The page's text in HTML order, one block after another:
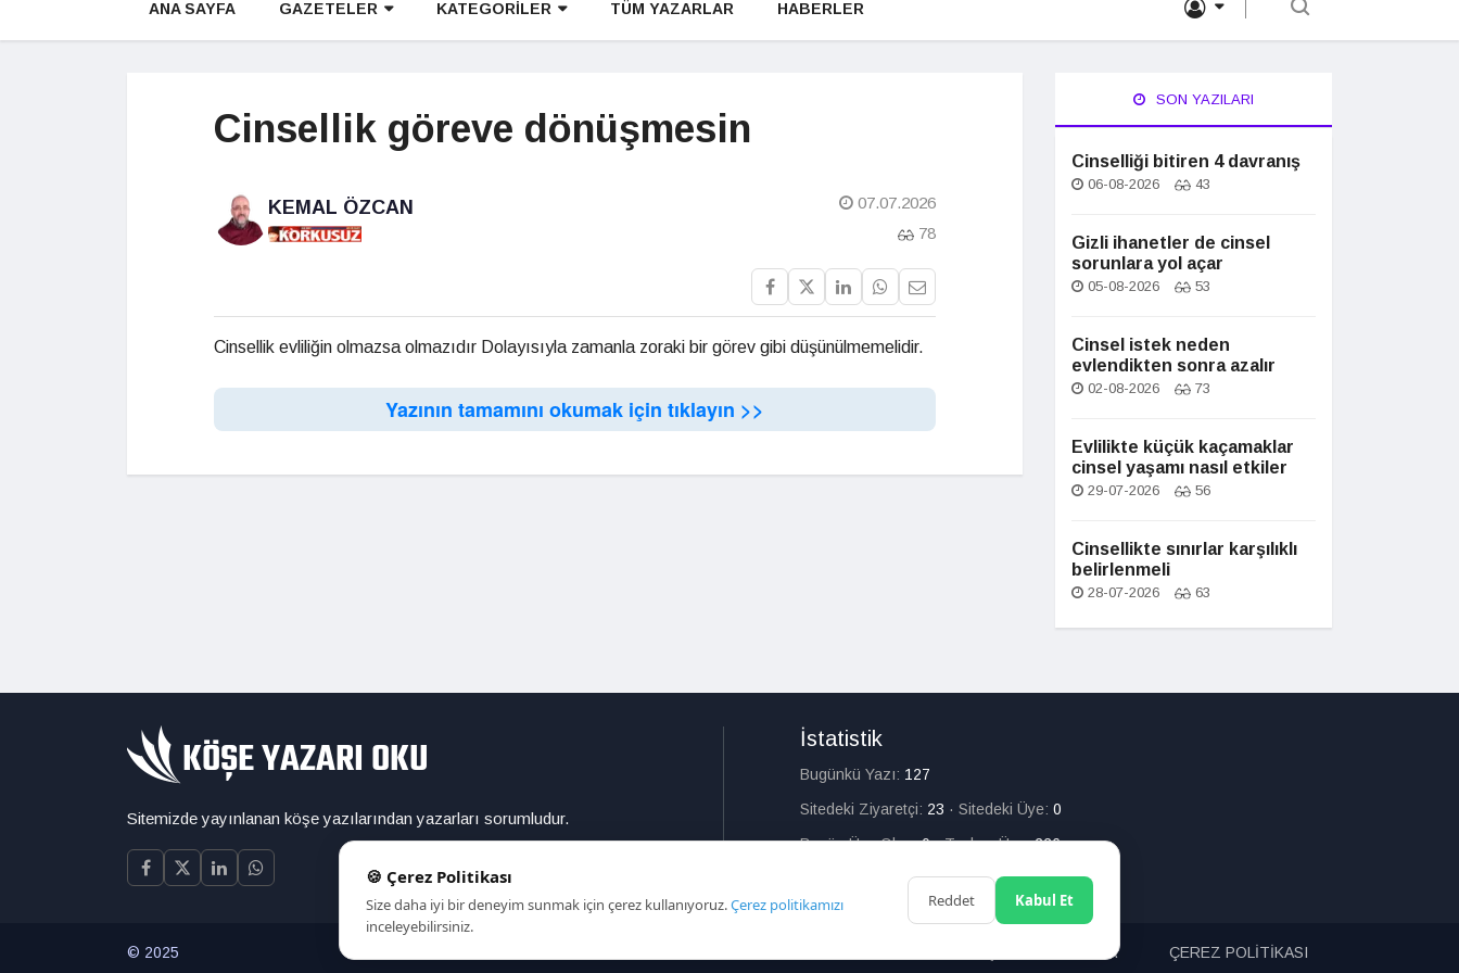
ANA SAYFA GAZETELER KATEGORİLER TÜM YAZARLAR HABERLER
Cinsellik göreve dönüşmesin
KEMAL ÖZCAN
07.07.2026
78
Cinsellik evliliğin olmazsa olmazıdır Dolayısıyla zamanla zoraki bir görev gibi düşünülmemelidir.
Yazının tamamını okumak için tıklayın >>
SON YAZILARI
Cinselliği bitiren 4 davranış
06-08-2026 43
Gizli ihanetler de cinsel
sorunlara yol açar
05-08-2026 53
Cinsel istek neden
evlendikten sonra azalır
02-08-2026 73
Evlilikte küçük kaçamaklar
cinsel yaşamı nasıl etkiler
29-07-2026 56
Cinsellikte sınırlar karşılıklı
belirlenmeli
28-07-2026 63
Sitemizde yayınlanan köşe yazılarından yazarları sorumludur.
İstatistik
Bugünkü Yazı: 127
Sitedeki Ziyaretçi: 23 · Sitedeki Üye: 0
Bugün Üye Olan:0·Toplam Üye:226
© 2025 ARAMA ÇEREZ POLİTİKASI
🍪 Çerez Politikası
Size daha iyi bir deneyim sunmak için çerez kullanıyoruz.Çerez politikamızı
inceleyebilirsiniz.
Reddet Kabul Et